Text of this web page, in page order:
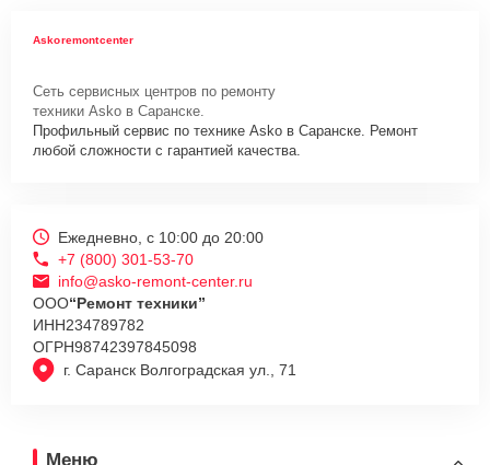
Askoremontcenter
Сеть сервисных центров по ремонту
техники Asko в Саранске.
Профильный сервис по технике Asko в Саранске. Ремонт
любой сложности с гарантией качества.
г. Саранск Волгоградская ул., 71
Ежедневно, с 10:00 до 20:00
+7 (800) 301-53-70
info@asko-remont-center.ru
ООО“Ремонт техники”
ИНН234789782
ОГРН98742397845098
Меню